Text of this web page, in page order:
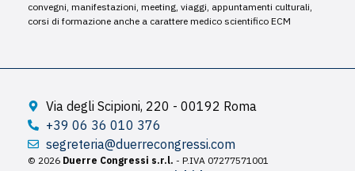
convegni, manifestazioni, meeting, viaggi, appuntamenti culturali,
corsi di formazione anche a carattere medico scientifico ECM
Via degli Scipioni, 220 - 00192 Roma
+39 06 36 010 376
segreteria@duerrecongressi.com
© 2026 Duerre Congressi s.r.l. - P.IVA 07277571001